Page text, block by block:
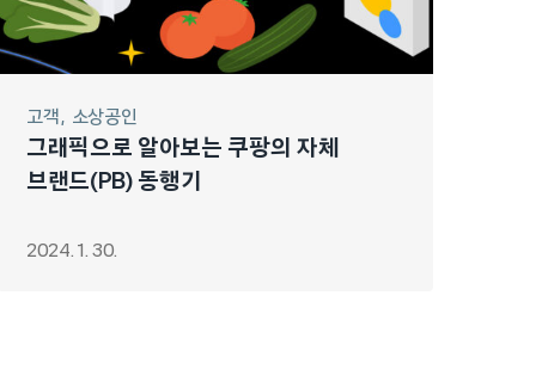
고객 소상공인
그래픽으로 알아보는 쿠팡의 자체
브랜드(PB) 동행기
2024. 1. 30.